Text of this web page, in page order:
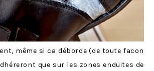
même si ca déborde (de toute facon
que sur les zones enduites de